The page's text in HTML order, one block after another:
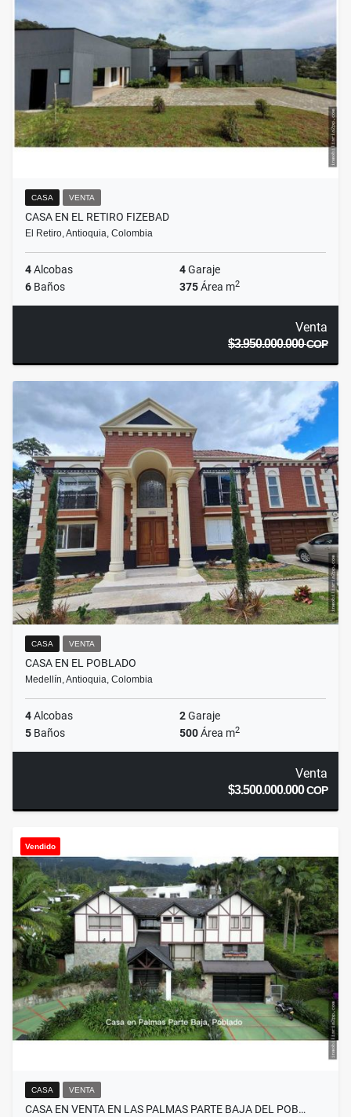
CASA VENTA
CASA EN EL RETIRO FIZEBAD
El Retiro, Antioquia, Colombia
4Alcobas 4Garaje
6 Baños 375Área m2
Venta
$3.950.000.000COP
CASA VENTA
CASA EN EL POBLADO
Medellín, Antioquia, Colombia
4Alcobas 2Garaje
5 Baños 500Área m2
Venta
$3.500.000.000COP
Vendido
CASA VENTA
CASA EN VENTA EN LAS PALMAS PARTE BAJA DEL POB…